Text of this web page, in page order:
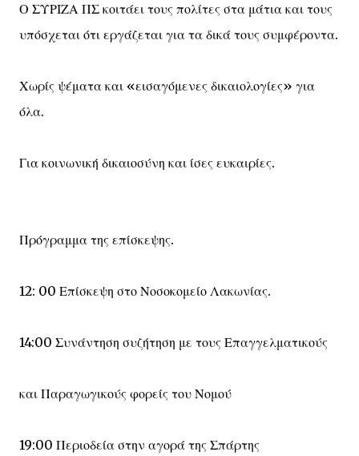
Ο ΣΥΡΙΖΑ ΠΣ κοιτάει τους πολίτες στα μάτια και τους
υπόσχεται ότι εργάζεται για τα δικά τους συμφέροντα.
Χωρίς ψέματα και «εισαγόμενες δικαιολογίες» για
όλα.
Για κοινωνική δικαιοσύνη και ίσες ευκαιρίες.
Πρόγραμμα της επίσκεψης.
12: 00 Επίσκεψη στο Νοσοκομείο Λακωνίας.
14:00 Συνάντηση συζήτηση με τους Επαγγελματικούς
και Παραγωγικούς φορείς του Νομού
19:00 Περιοδεία στην αγορά της Σπάρτης